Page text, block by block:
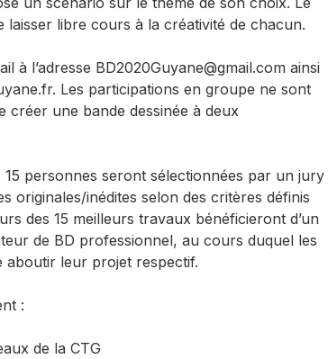
libre cours à la créativité de chacun.
à l’adresse BD2020Guyane@gmail.com ainsi
Les participations en groupe ne sont
créer une bande dessinée à deux
15 personnes seront sélectionnées par un jury
originales/inédites selon des critères définis
des 15 meilleurs travaux bénéficieront d’un
de BD professionnel, au cours duquel les
leur projet respectif.
:
de la CTG